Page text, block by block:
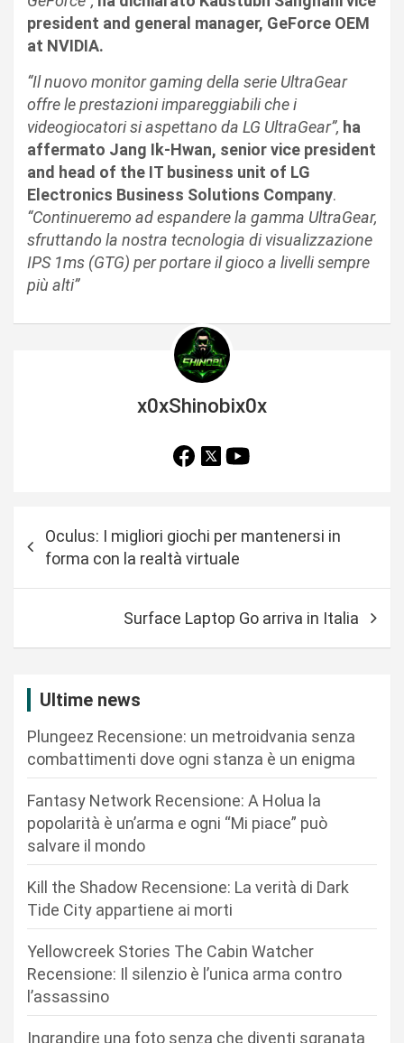
president and general manager, GeForce OEM
at NVIDIA.
“Il nuovo monitor gaming della serie UltraGear
offre le prestazioni impareggiabili che i
videogiocatori si aspettano da LG UltraGear”, ha
affermato Jang Ik-Hwan, senior vice president
and head of the IT business unit of LG
Electronics Business Solutions Company.
“Continueremo ad espandere la gamma UltraGear,
sfruttando la nostra tecnologia di visualizzazione
IPS 1ms (GTG) per portare il gioco a livelli sempre
più alti”
x0xShinobix0x
Oculus: I migliori giochi per mantenersi in
forma con la realtà virtuale
Surface Laptop Go arriva in Italia
Ultime news
Plungeez Recensione: un metroidvania senza
combattimenti dove ogni stanza è un enigma
Fantasy Network Recensione: A Holua la
popolarità è un’arma e ogni “Mi piace” può
salvare il mondo
Kill the Shadow Recensione: La verità di Dark
Tide City appartiene ai morti
Yellowcreek Stories The Cabin Watcher
Recensione: Il silenzio è l’unica arma contro
l’assassino
Ingrandire una foto senza che diventi sgranata